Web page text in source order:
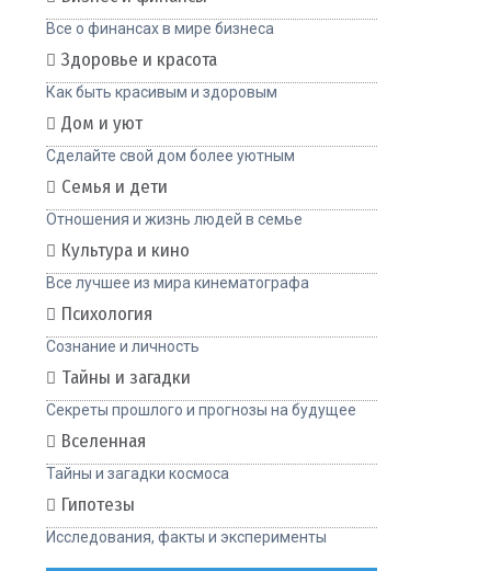
Все о финансах в мире бизнеса
Здоровье и красота
Как быть красивым и здоровым
Дом и уют
Сделайте свой дом более уютным
Семья и дети
Отношения и жизнь людей в семье
Культура и кино
Все лучшее из мира кинематографа
Психология
Сознание и личность
Тайны и загадки
Секреты прошлого и прогнозы на будущее
Вселенная
Тайны и загадки космоса
Гипотезы
Исследования, факты и эксперименты